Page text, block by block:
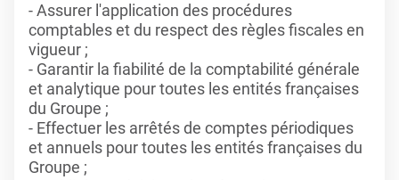
- Assurer l'application des procédures
comptables et du respect des règles fiscales en
vigueur ;
- Garantir la fiabilité de la comptabilité générale
et analytique pour toutes les entités françaises
du Groupe ;
- Effectuer les arrêtés de comptes périodiques
et annuels pour toutes les entités françaises du
Groupe ;